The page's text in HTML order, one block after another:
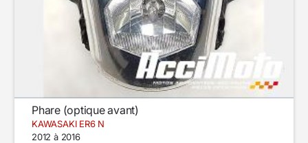
Phare (optique avant)
KAWASAKI ER6 N
2012 à 2016